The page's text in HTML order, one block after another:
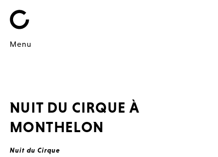
Menu
NUIT DU CIRQUE À
MONTHELON
Nuit du Cirque